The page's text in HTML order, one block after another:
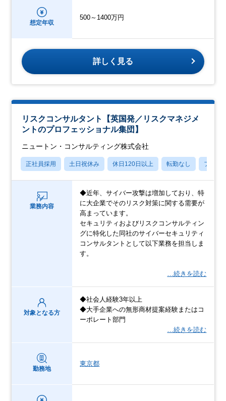
想定年収
500～1400万円
詳しく見る
リスクコンサルタント【英国発／リスクマネジメ
ントのプロフェッショナル集団】
ニュートン・コンサルティング株式会社
正社員採用 土日祝休み 休日120日以上 転勤なし フレッ
業務内容
◆近年、サイバー攻撃は増加しており、特
に大企業でそのリスク対策に関する需要が
高まっています。
セキュリティおよびリスクコンサルティン
グに特化した同社のサイバーセキュリティ
コンサルタントとして以下業務を担当しま
す。
…続きを読む
対象となる方
◆社会人経験3年以上
◆大手企業への無形商材提案経験またはコ
ーポレート部門
…続きを読む
勤務地
東京都